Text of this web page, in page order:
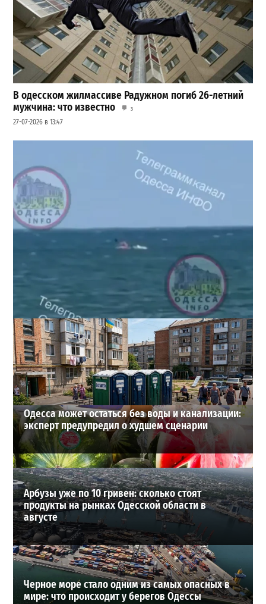
В одесском жилмассиве Радужном погиб 26-летний
мужчина: что известно
3
27-07-2026 в 13:47
Под Одессой уносит в море ребенка на матрасе и
мужчину: идет спасательная операция
28-07-2026 в 17:51
ВИБОР РЕДАКЦИИ
Одесса может остаться без воды и канализации:
эксперт предупредил о худшем сценарии
Арбузы уже по 10 гривен: сколько стоят
продукты на рынках Одесской области в
августе
Черное море стало одним из самых опасных в
мире: что происходит у берегов Одессы